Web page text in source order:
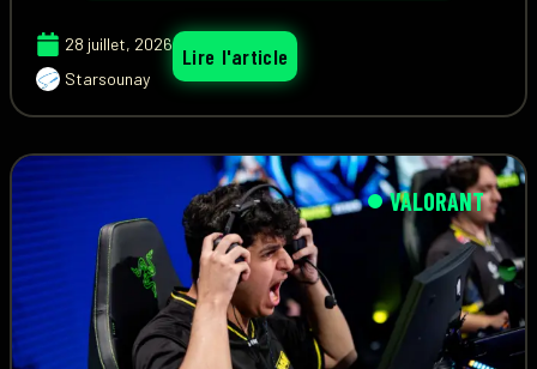
28 juillet, 2026
Starsounay
Lire l'article
VALORANT